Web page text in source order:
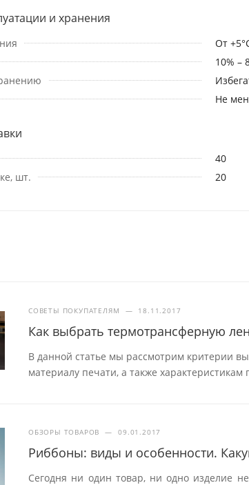
и хранения
От
10% –
Не
40
шт.
20
СОВЕТЫ ПОКУПАТЕЛЯМ — 18.11.2017
Как выбрать термотрансферную
В данной статье мы рассмотрим критерии
материалу печати, а также характеристикам
ОБЗОРЫ ТОВАРОВ — 09.01.2017
Риббоны: виды и особенности.
Сегодня ни один товар, ни одно изделие